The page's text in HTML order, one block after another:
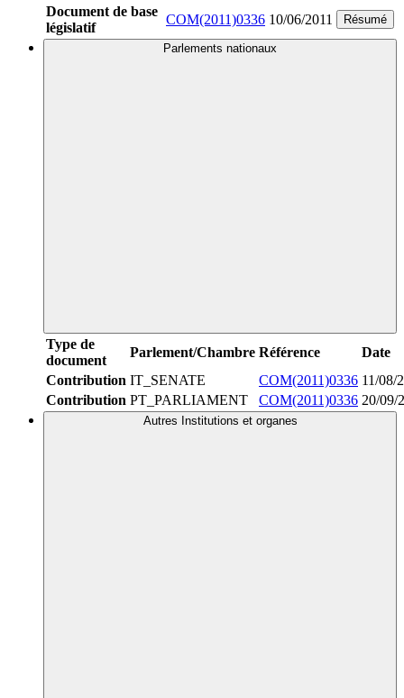
Document de base
législatif
COM(2011)0336 10/06/2011 Résumé
Parlements nationaux
Type de
document
Parlement/Chambre Référence
Date
Contribution IT_SENATE COM(2011)0336 11/08/
Contribution PT_PARLIAMENT COM(2011)0336 20/09/
Autres Institutions et organes